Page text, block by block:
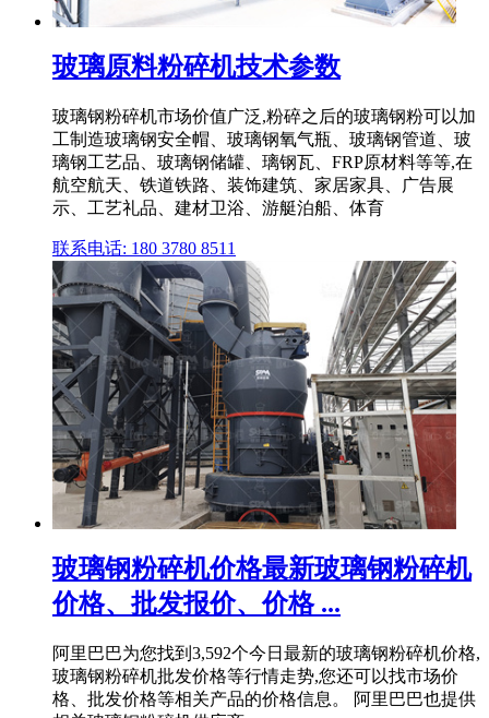
玻璃原料粉碎机技术参数
玻璃钢粉碎机市场价值广泛,粉碎之后的玻璃钢粉可以加
工制造玻璃钢安全帽、玻璃钢氧气瓶、玻璃钢管道、玻
璃钢工艺品、玻璃钢储罐、璃钢瓦、FRP原材料等等,在
航空航天、铁道铁路、装饰建筑、家居家具、广告展
示、工艺礼品、建材卫浴、游艇泊船、体育
联系电话: 180 3780 8511
玻璃钢粉碎机价格最新玻璃钢粉碎机
价格、批发报价、价格 ...
阿里巴巴为您找到3,592个今日最新的玻璃钢粉碎机价格,
玻璃钢粉碎机批发价格等行情走势,您还可以找市场价
格、批发价格等相关产品的价格信息。 阿里巴巴也提供